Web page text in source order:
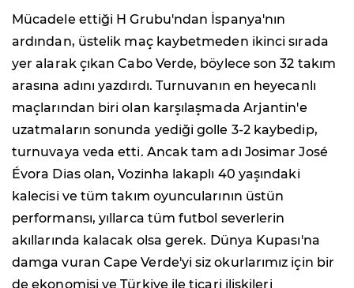
Mücadele ettiği H Grubu'ndan İspanya'nın
ardından, üstelik maç kaybetmeden ikinci sırada
yer alarak çıkan Cabo Verde, böylece son 32 takım
arasına adını yazdırdı. Turnuvanın en heyecanlı
maçlarından biri olan karşılaşmada Arjantin'e
uzatmaların sonunda yediği golle 3-2 kaybedip,
turnuvaya veda etti. Ancak tam adı Josimar José
Évora Dias olan, Vozinha lakaplı 40 yaşındaki
kalecisi ve tüm takım oyuncularının üstün
performansı, yıllarca tüm futbol severlerin
akıllarında kalacak olsa gerek. Dünya Kupası'na
damga vuran Cape Verde'yi siz okurlarımız için bir
de ekonomisi ve Türkiye ile ticari ilişkileri